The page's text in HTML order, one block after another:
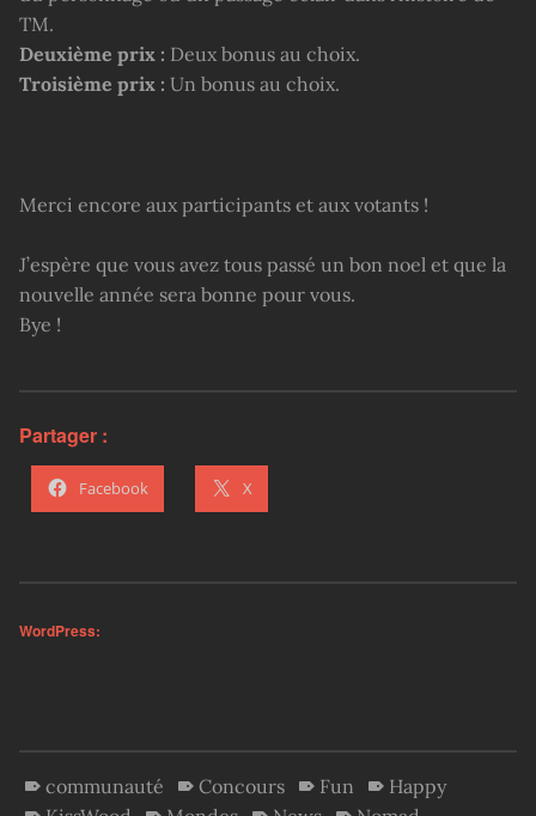
TM.
Deuxième prix : Deux bonus au choix.
Troisième prix : Un bonus au choix.
Merci encore aux participants et aux votants !
J’espère que vous avez tous passé un bon noel et que la
nouvelle année sera bonne pour vous.
Bye !
Partager :
Facebook X
WordPress:
communauté Concours Fun
Happy